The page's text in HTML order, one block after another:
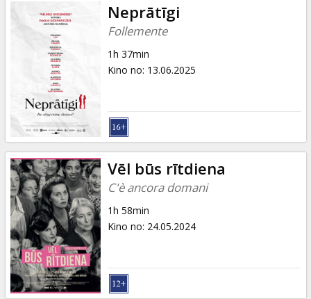
Ziņas
Dāvanu
kartes
Uzkodas
B2B
Kino
Klubs
Neprātīgi
Follemente
1h 37min
Kino no: 13.06.2025
Vēl būs rītdiena
C'è ancora domani
1h 58min
Kino no: 24.05.2024